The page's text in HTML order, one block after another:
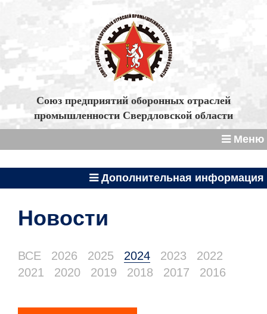
Союз предприятий оборонных отраслей
промышленности Свердловской области
Меню
Дополнительная информация
Новости
ВСЕ 2026 2025 2024 2023
2022
2021
2020 2019 2018 2017 2016